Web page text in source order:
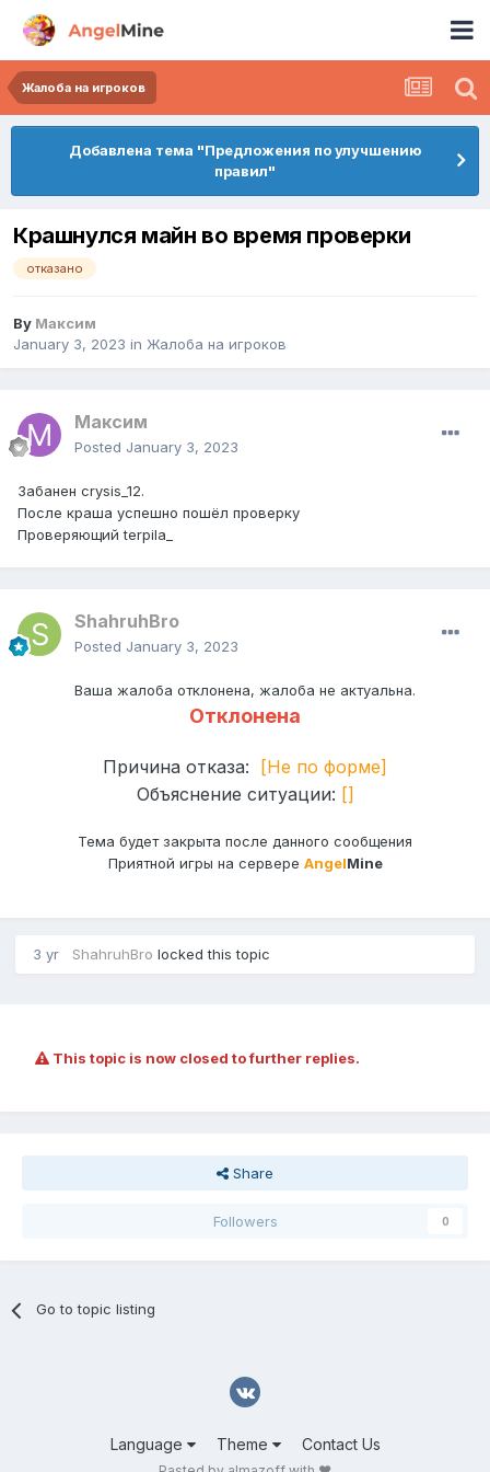
Жалоба на игроков
Добавлена тема "Предложения по улучшению
правил"
Крашнулся майн во время проверки
отказано
By Максим
January 3, 2023 in Жалоба на игроков
Максим
Posted January 3, 2023
Забанен crysis_12.
После краша успешно пошёл проверку
Проверяющий terpila_
ShahruhBro
Posted January 3, 2023
Ваша жалоба отклонена, жалоба не актуальна.
Отклонена
Причина отказа:
[Не по форме]
Объяснение ситуации: []
Тема будет закрыта после данного сообщения
Приятной игры на сервере AngelMine
3 yr ShahruhBro locked this topic
This topic is now closed to further replies.
Share
Followers 0
Go to topic listing
Language Theme Contact Us